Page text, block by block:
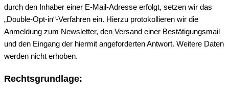
durch den Inhaber einer E-Mail-Adresse erfolgt, setzen wir das
„Double-Opt-in“-Verfahren ein. Hierzu protokollieren wir die
Anmeldung zum Newsletter, den Versand einer Bestätigungsmail
und den Eingang der hiermit angeforderten Antwort. Weitere Daten
werden nicht erhoben.
Rechtsgrundlage: